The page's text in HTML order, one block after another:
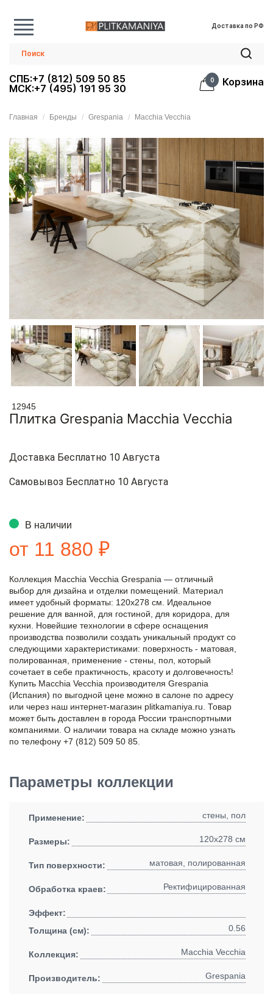
Доставка по РФ
СПБ:+7 (812) 509 50 85
МСК:+7 (495) 191 95 30
0 Корзина
Главная Бренды Grespania Macchia Vecchia
12945
Плитка Grespania Macchia Vecchia
Доставка Бесплатно 10 Августа
Самовывоз Бесплатно 10 Августа
В наличии
от 11 880 ₽
Коллекция Macchia Vecchia Grespania — отличный
выбор для дизайна и отделки помещений. Материал
имеет удобный форматы: 120x278 см. Идеальное
решение для ванной, для гостиной, для коридора, для
кухни. Новейшие технологии в сфере оснащения
производства позволили создать уникальный продукт со
следующими характеристиками: поверхность - матовая,
полированная, применение - стены, пол, который
сочетает в себе практичность, красоту и долговечность!
Купить Macchia Vecchia производителя Grespania
(Испания) по выгодной цене можно в салоне по адресу
или через наш интернет-магазин plitkamaniya.ru. Товар
может быть доставлен в города России транспортными
компаниями. О наличии товара на складе можно узнать
по телефону +7 (812) 509 50 85.
Параметры коллекции
Применение: стены, пол
Размеры: 120x278 см
Тип поверхности: матовая, полированная
Обработка краев: Ректифицированная
Эффект:
Толщина (см):
0.56
Коллекция: Macchia Vecchia
Производитель: Grespania